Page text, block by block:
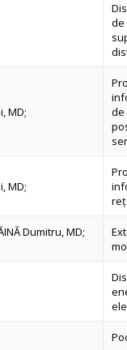
de
MD;
de
MD;
Dumitru, MD;